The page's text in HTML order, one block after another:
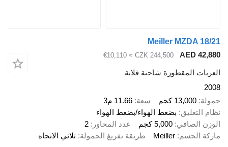
Meiller MZDA 18/21
AED 42,880
CZK 244,500
≈ €10,110
العربات المقطورة شاحنة قلابة
2008
حمولة 13,000 كجم سعة 11.66 م3
نظام التعليق بضغط الهواء/بضغط الهواء
الوزن الصافي 5,000 كجم عدد المحاور
2
ماركة الجسم Meiller طريقة تفريغ الحمولة ثلاثي الاتجاه